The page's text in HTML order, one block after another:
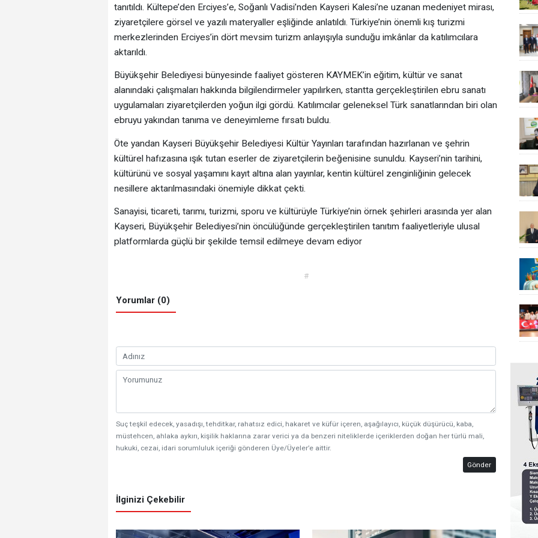
tanıtıldı. Kültepe’den Erciyes’e, Soğanlı Vadisi’nden Kayseri Kalesi’ne uzanan medeniyet mirası,
ziyaretçilere görsel ve yazılı materyaller eşliğinde anlatıldı. Türkiye’nin önemli kış turizmi
merkezlerinden Erciyes’in dört mevsim turizm anlayışıyla sunduğu imkânlar da katılımcılara
aktarıldı.
Büyükşehir Belediyesi bünyesinde faaliyet gösteren KAYMEK’in eğitim, kültür ve sanat
alanındaki çalışmaları hakkında bilgilendirmeler yapılırken, stantta gerçekleştirilen ebru sanatı
uygulamaları ziyaretçilerden yoğun ilgi gördü. Katılımcılar geleneksel Türk sanatlarından biri olan
ebruyu yakından tanıma ve deneyimleme fırsatı buldu.
Öte yandan Kayseri Büyükşehir Belediyesi Kültür Yayınları tarafından hazırlanan ve şehrin
kültürel hafızasına ışık tutan eserler de ziyaretçilerin beğenisine sunuldu. Kayseri’nin tarihini,
kültürünü ve sosyal yaşamını kayıt altına alan yayınlar, kentin kültürel zenginliğinin gelecek
nesillere aktarılmasındaki önemiyle dikkat çekti.
Sanayisi, ticareti, tarımı, turizmi, sporu ve kültürüyle Türkiye’nin örnek şehirleri arasında yer alan
Kayseri, Büyükşehir Belediyesi’nin öncülüğünde gerçekleştirilen tanıtım faaliyetleriyle ulusal
platformlarda güçlü bir şekilde temsil edilmeye devam ediyor
#
Yorumlar (0)
Suç teşkil edecek, yasadışı, tehditkar, rahatsız edici, hakaret ve küfür içeren, aşağılayıcı, küçük düşürücü, kaba,
müstehcen, ahlaka aykırı, kişilik haklarına zarar verici ya da benzeri niteliklerde içeriklerden doğan her türlü mali,
hukuki, cezai, idari sorumluluk içeriği gönderen Üye/Üyeler’e aittir.
Gönder
İlginizi Çekebilir